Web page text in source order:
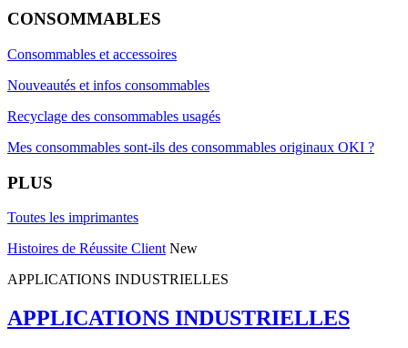
CONSOMMABLES
Consommables et accessoires
Nouveautés et infos consommables
Recyclage des consommables usagés
Mes consommables sont-ils des consommables originaux OKI ?
PLUS
Toutes les imprimantes
Histoires de Réussite Client New
APPLICATIONS INDUSTRIELLES
APPLICATIONS INDUSTRIELLES